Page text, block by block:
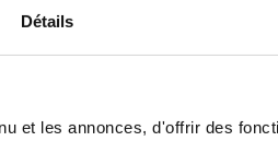
Détails
et les annonces, d'offrir des